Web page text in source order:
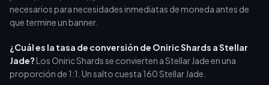
necesarios para necesidades inmediatas de moneda antes de
que termine un banner.
¿Cuál es la tasa de conversión de Oniric Shards a Stellar
Jade?Los Oniric Shards se convierten a Stellar Jade en una
proporción de 1:1. Un salto cuesta 160 Stellar Jade.